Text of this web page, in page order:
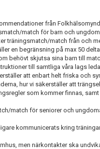
från
match för barn och
träningsmatch/match från och
en begränsning på max 50
behövt skjutsa sina barn till
till samtliga våra lags
att enbart helt friska och
hur vi säkerställer att
som kommer finnas,
match för seniorer och
kommunicerats kring
men närkontakter ska